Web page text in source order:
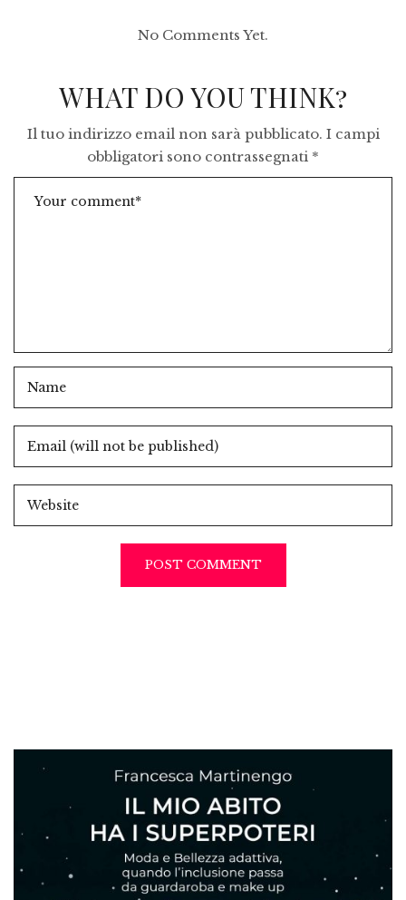
No Comments Yet.
WHAT DO YOU THINK?
Il tuo indirizzo email non sarà pubblicato. I campi
obbligatori sono contrassegnati *